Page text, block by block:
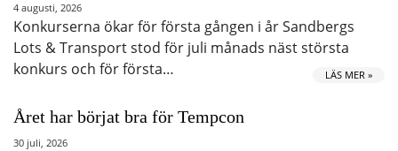
4 augusti, 2026
Konkurserna ökar för första gången i år Sandbergs
Lots & Transport stod för juli månads näst största
konkurs och för första…
LÄS MER »
Året har börjat bra för Tempcon
30 juli, 2026